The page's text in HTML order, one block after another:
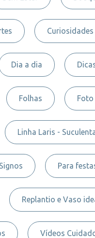
Curiosidades
Dia a dia
Folhas Foto
Linha Laris -
Para
Replantio e Vaso
Vídeos